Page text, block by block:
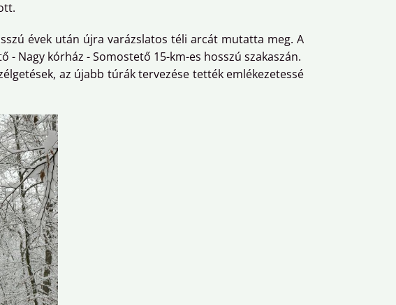
évek után újra varázslatos téli arcát mutatta meg. A
Nagy kórház - Somostető 15-km-es hosszú szakaszán.
az újabb túrák tervezése tették emlékezetessé